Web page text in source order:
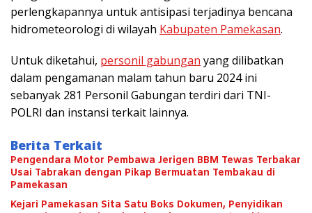
perlengkapannya untuk antisipasi terjadinya bencana
hidrometeorologi di wilayah Kabupaten Pamekasan.
Untuk diketahui, personil gabungan yang dilibatkan
dalam pengamanan malam tahun baru 2024 ini
sebanyak 281 Personil Gabungan terdiri dari TNI-
POLRI dan instansi terkait lainnya.
Berita Terkait
Pengendara Motor Pembawa Jerigen BBM Tewas Terbakar
Usai Tabrakan dengan Pikap Bermuatan Tembakau di
Pamekasan
Kejari Pamekasan Sita Satu Boks Dokumen, Penyidikan